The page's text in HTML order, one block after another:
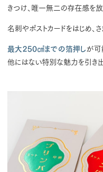
きつけ、唯一無二の存在感を放
名刺やポストカードをはじめ、
最大250㎠までの箔押しが可
他にはない特別な魅力を引き出